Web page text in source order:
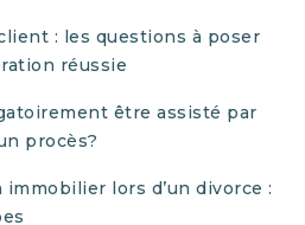
: les questions à poser
réussie
être assisté par
procès?
lors d’un divorce :